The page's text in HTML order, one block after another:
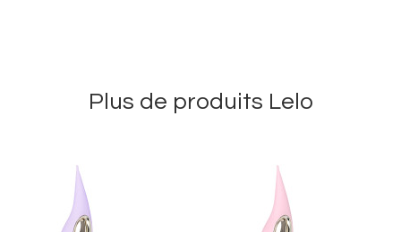
Plus de produits Lelo